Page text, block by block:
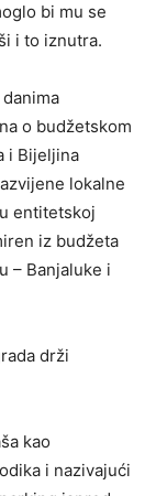
bi mu se
i to iznutra.
o budžetskom
i Bijeljina
lokalne
entitetskoj
iz budžeta
– Banjaluke i
drži
kao
i nazivajući